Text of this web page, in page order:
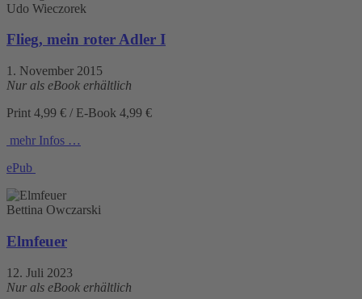
Udo Wieczorek
Flieg, mein roter Adler I
1. November 2015
Nur als eBook erhältlich
Print 4,99 € / E-Book 4,99 €
mehr Infos …
ePub
Bettina Owczarski
Elmfeuer
12. Juli 2023
Nur als eBook erhältlich